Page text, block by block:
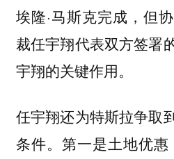
埃隆·马斯克完成，但
裁任宇翔代表双方签署
宇翔的关键作用。
任宇翔还为特斯拉争取
条件。第一是土地优